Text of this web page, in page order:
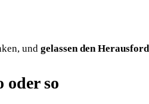
und gelassen den
oder so